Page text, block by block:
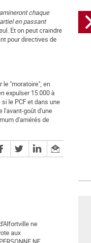
chaque
en passant
Et on peut craindre
pour directives de
le "moratoire", en
expulser 15 000 à
le PCF et dans une
l'avant-goût d'une
d'arriérés de
ne
aux